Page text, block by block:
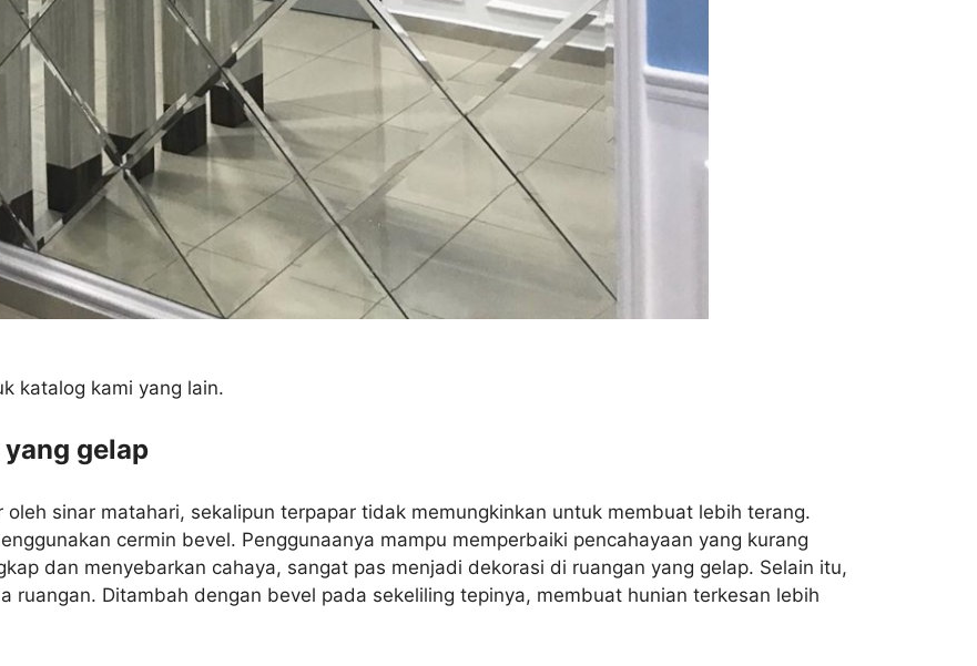
katalog kami yang lain.
gelap
sinar matahari, sekalipun terpapar tidak memungkinkan untuk membuat lebih terang.
cermin bevel. Penggunaanya mampu memperbaiki pencahayaan yang kurang
dan menyebarkan cahaya, sangat pas menjadi dekorasi di ruangan yang gelap. Selain itu,
ruangan. Ditambah dengan bevel pada sekeliling tepinya, membuat hunian terkesan lebih